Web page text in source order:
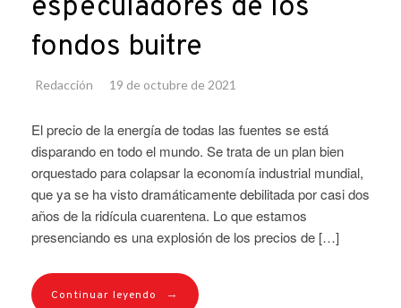
especuladores de los
fondos buitre
Redacción 19 de octubre de 2021
El precio de la energía de todas las fuentes se está
disparando en todo el mundo. Se trata de un plan bien
orquestado para colapsar la economía industrial mundial,
que ya se ha visto dramáticamente debilitada por casi dos
años de la ridícula cuarentena. Lo que estamos
presenciando es una explosión de los precios de […]
Continuar leyendo →